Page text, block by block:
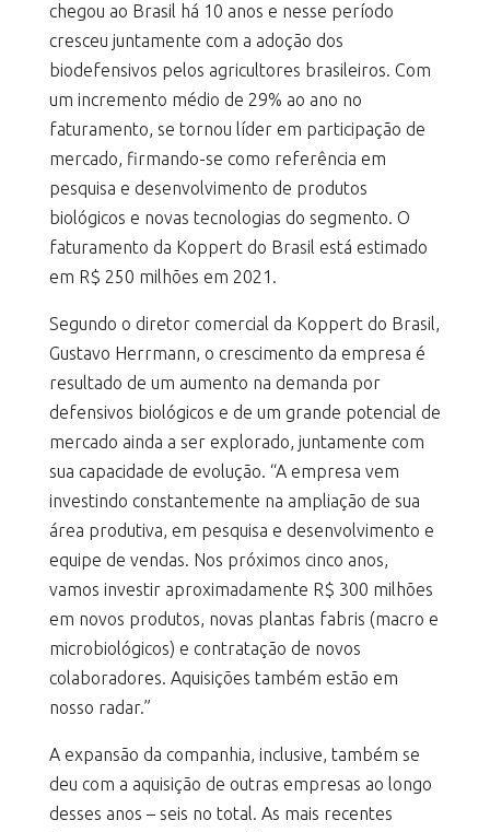
chegou ao Brasil há 10 anos e nesse período
cresceu juntamente com a adoção dos
biodefensivos pelos agricultores brasileiros. Com
um incremento médio de 29% ao ano no
faturamento, se tornou líder em participação de
mercado, firmando-se como referência em
pesquisa e desenvolvimento de produtos
biológicos e novas tecnologias do segmento. O
faturamento da Koppert do Brasil está estimado
em R$ 250 milhões em 2021.
Segundo o diretor comercial da Koppert do Brasil,
Gustavo Herrmann, o crescimento da empresa é
resultado de um aumento na demanda por
defensivos biológicos e de um grande potencial de
mercado ainda a ser explorado, juntamente com
sua capacidade de evolução. “A empresa vem
investindo constantemente na ampliação de sua
área produtiva, em pesquisa e desenvolvimento e
equipe de vendas. Nos próximos cinco anos,
vamos investir aproximadamente R$ 300 milhões
em novos produtos, novas plantas fabris (macro e
microbiológicos) e contratação de novos
colaboradores. Aquisições também estão em
nosso radar.”
A expansão da companhia, inclusive, também se
deu com a aquisição de outras empresas ao longo
desses anos – seis no total. As mais recentes